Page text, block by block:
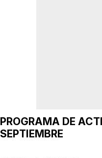
PROGRAMA DE
SEPTIEMBRE